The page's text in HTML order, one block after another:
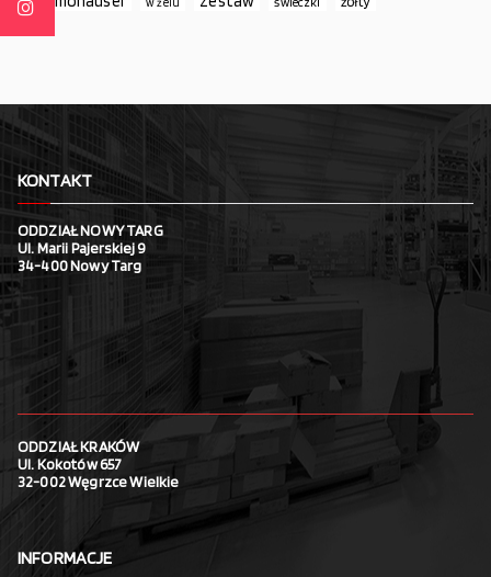
KONTAKT
ODDZIAŁ NOWY TARG
Ul. Marii Pajerskiej 9
34-400 Nowy Targ
ODDZIAŁ KRAKÓW
Ul. Kokotów 657
32-002 Węgrzce Wielkie
INFORMACJE